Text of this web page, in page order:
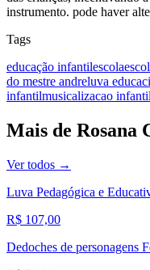
instrumento. pode haver
Tags
educação infantilescola
do mestre andreluva
infantilmusicalizacao infantil
Mais de Rosana
Ver todos →
Luva Pedagógica e
R$ 107,00
Dedoches de personagens